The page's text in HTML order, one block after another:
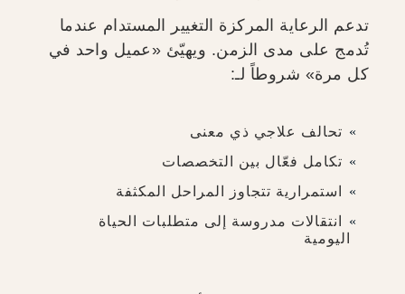
تدعم الرعاية المركزة التغيير المستدام عندما
تُدمج على مدى الزمن. ويهيّئ «عميل واحد في
كل مرة» شروطاً لـ:
تحالف علاجي ذي معنى
تكامل فعّال بين التخصصات
استمرارية تتجاوز المراحل المكثفة
انتقالات مدروسة إلى متطلبات الحياة
اليومية